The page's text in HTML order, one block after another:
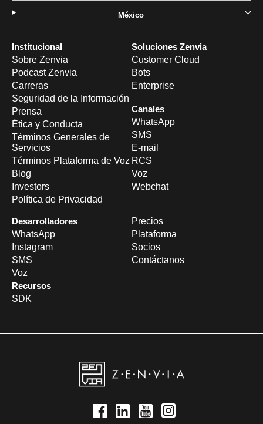
Institucional
Sobre Zenvia
Podcast Zenvia
Carreras
Seguridad de la Información
Prensa
Ética y Conducta
Términos Generales de
Servicios
Términos Plataforma de Voz
Blog
Investors
Política de Privacidad
Soluciones Zenvia
Customer Cloud
Bots
Enterprise
Canales
WhatsApp
SMS
E-mail
RCS
Voz
Webchat
Desarrolladores
WhatsApp
Instagram
SMS
Voz
Recursos
SDK
Precios
Plataforma
Socios
Contáctanos
México